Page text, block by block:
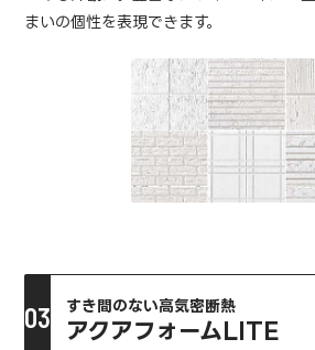
まいの個性を表現できます。
すき間のない高気密断熱
アクアフォームLITE